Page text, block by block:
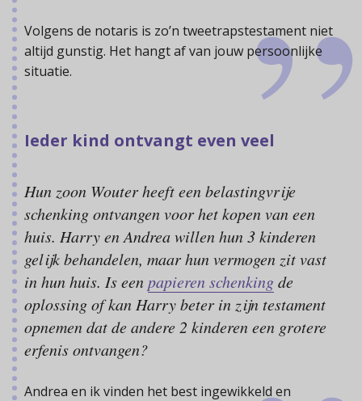
Volgens de notaris is zo’n tweetrapstestament niet
altijd gunstig. Het hangt af van jouw persoonlijke
situatie.
Ieder kind ontvangt even veel
Hun zoon Wouter heeft een belastingvrije
schenking ontvangen voor het kopen van een
huis. Harry en Andrea willen hun 3 kinderen
gelijk behandelen, maar hun vermogen zit vast
in hun huis. Is een papieren schenkingde
oplossing of kan Harry beter in zijn testament
opnemen dat de andere 2 kinderen een grotere
erfenis ontvangen?
Andrea en ik vinden het best ingewikkeld en